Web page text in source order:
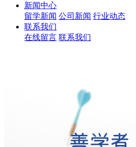
新闻中心
留学新闻 公司新闻 行业动态
联系我们
在线留言 联系我们